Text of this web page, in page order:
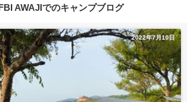
AWAJIでのキャンプブログ
2022年7月10日